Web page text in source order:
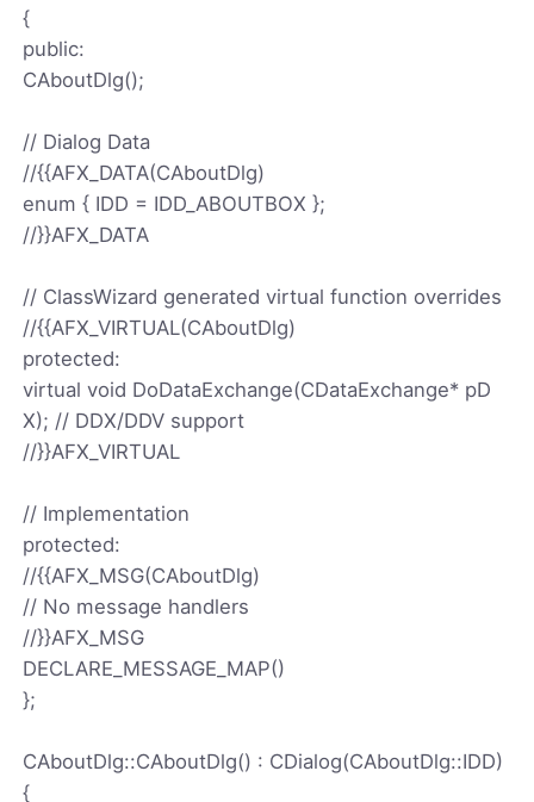
{
public:
CAboutDlg();
// Dialog Data
//{{AFX_DATA(CAboutDlg)
enum { IDD = IDD_ABOUTBOX };
//}}AFX_DATA
// ClassWizard generated virtual function overrides
//{{AFX_VIRTUAL(CAboutDlg)
protected:
virtual void DoDataExchange(CDataExchange* pD
X); // DDX/DDV support
//}}AFX_VIRTUAL
// Implementation
protected:
//{{AFX_MSG(CAboutDlg)
// No message handlers
//}}AFX_MSG
DECLARE_MESSAGE_MAP()
};
CAboutDlg::CAboutDlg() : CDialog(CAboutDlg::IDD)
{